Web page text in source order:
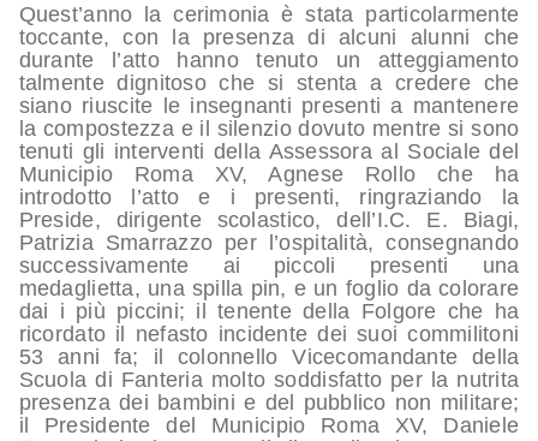
Quest’anno la cerimonia è stata particolarmente
toccante, con la presenza di alcuni alunni che
durante l’atto hanno tenuto un atteggiamento
talmente dignitoso che si stenta a credere che
siano riuscite le insegnanti presenti a mantenere
la compostezza e il silenzio dovuto mentre si sono
tenuti gli interventi della Assessora al Sociale del
Municipio Roma XV, Agnese Rollo che ha
introdotto l’atto e i presenti, ringraziando la
Preside, dirigente scolastico, dell’I.C. E. Biagi,
Patrizia Smarrazzo per l’ospitalità, consegnando
successivamente ai piccoli presenti una
medaglietta, una spilla pin, e un foglio da colorare
dai i più piccini; il tenente della Folgore che ha
ricordato il nefasto incidente dei suoi commilitoni
53 anni fa; il colonnello Vicecomandante della
Scuola di Fanteria molto soddisfatto per la nutrita
presenza dei bambini e del pubblico non militare;
il Presidente del Municipio Roma XV, Daniele